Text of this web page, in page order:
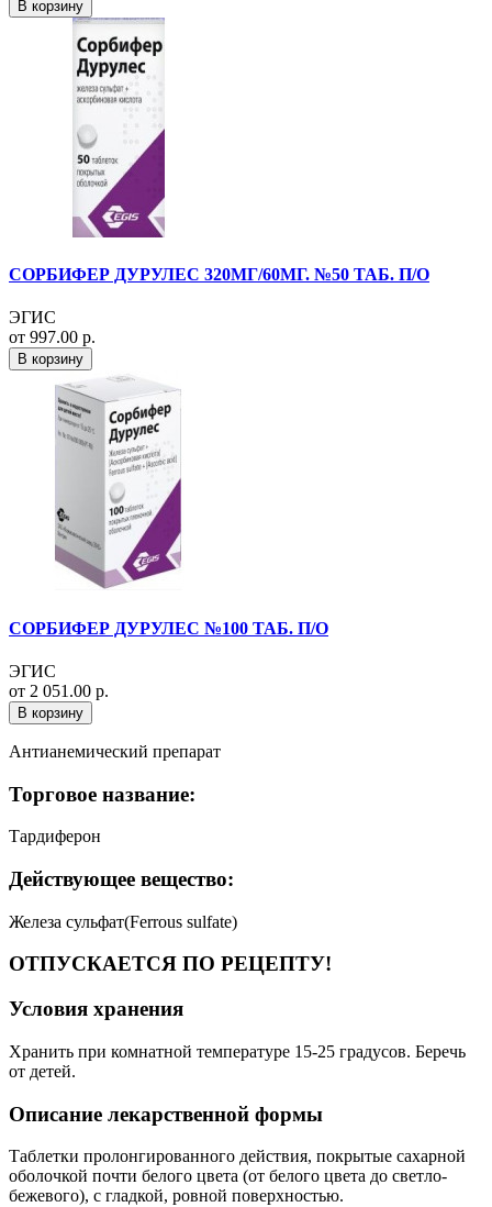
В корзину
СОРБИФЕР ДУРУЛЕС 320МГ/60МГ. №50 ТАБ. П/О
ЭГИС
от 997.00 р.
В корзину
СОРБИФЕР ДУРУЛЕС №100 ТАБ. П/О
ЭГИС
от 2 051.00 р.
В корзину
Антианемический препарат
Торговое название:
Тардиферон
Действующее вещество:
Железа сульфат(Ferrous sulfate)
ОТПУСКАЕТСЯ ПО РЕЦЕПТУ!
Условия хранения
Хранить при комнатной температуре 15-25 градусов. Беречь
от детей.
Описание лекарственной формы
Таблетки пролонгированного действия, покрытые сахарной
оболочкой почти белого цвета (от белого цвета до светло-
бежевого), с гладкой, ровной поверхностью.